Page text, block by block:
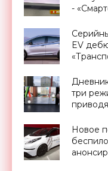
-
EV
три
Новое